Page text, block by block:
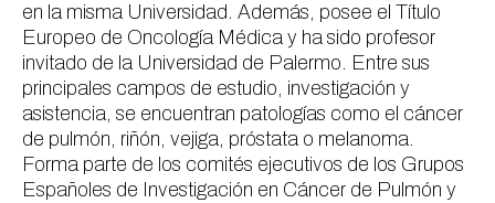
en la misma Universidad. Además, posee el Título
Europeo de Oncología Médica y ha sido profesor
invitado de la Universidad de Palermo. Entre sus
principales campos de estudio, investigación y
asistencia, se encuentran patologías como el cáncer
de pulmón, riñón, vejiga, próstata o melanoma.
Forma parte de los comités ejecutivos de los Grupos
Españoles de Investigación en Cáncer de Pulmón y